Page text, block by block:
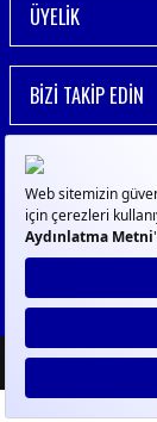
ÜYELİK
BİZİ TAKİP EDİN